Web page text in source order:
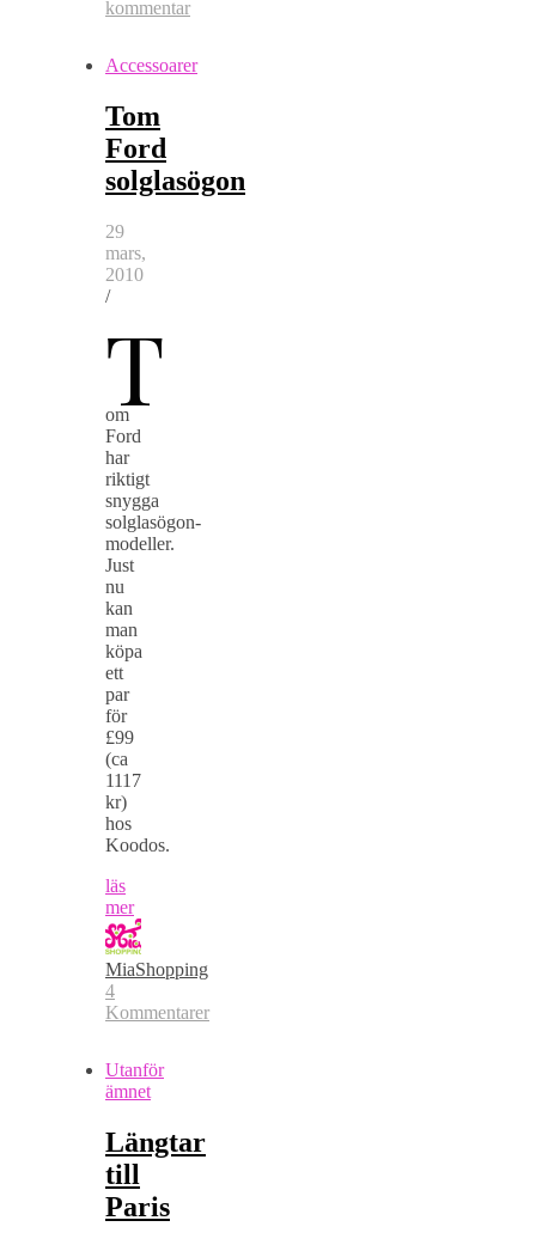
kommentar
Accessoarer
Tom
Ford
solglasögon
29
mars,
2010
/
T
om
Ford
har
riktigt
snygga
solglasögon-
modeller.
Just
nu
kan
man
köpa
ett
par
för
£99
(ca
1117
kr)
hos
Koodos.
läs
mer
MiaShopping
4
Kommentarer
Utanför
ämnet
Längtar
till
Paris